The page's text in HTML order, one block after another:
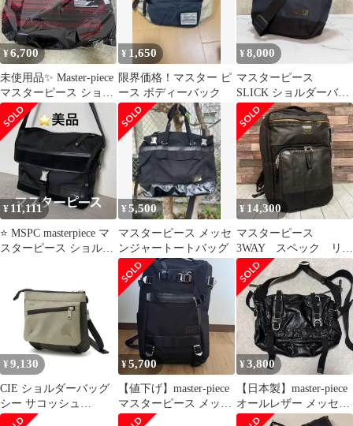
¥6,700
未使用品✨ Master-piece
マスターピース ショル
ダーバッグ ツイード
¥ 1,650
限界価格！マスター ピ
ース ボディーバック
¥8,000
マスターピース
SLICK ショルダーバッ
グ
¥ 11,111
⭐️ MSPC masterpiece マ
スターピース ショルダ
¥5,500
マスターピース メッセ
ンジャートートバッグ
¥ 14,300
マスターピース
3WAY スペック リュ
ックサック デイパッ
ク ビジネス 黒
¥ 9,130
CIE ショルダーバッグ
シー サコッシュ
VARIOUS MINI
¥5,700
【値下げ】master-piece
マスターピース メッセ
ンジャーバック
¥3,800
【日本製】master-piece
オールレザー メッセン
ジャーバッグ ブラック